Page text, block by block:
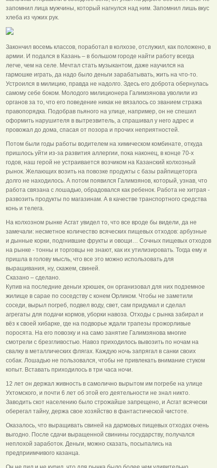
запомнил лица мужчины, который нагнулся над ним. Запомнил лишь вкус
хлеба из чужих рук.
Закончил восемь классов, поработал в колхозе, отслужил, как положено, в
армии. И подался в Казань – в большом городе найти работу всегда
легче, чем на селе. Мечтал стать музыкантом, даже научился на
гармошке играть, да надо было деньги зарабатывать, жить на что-то.
Устроился в милицию, правда не надолго. Здесь его доброта обернулась
самому себе боком. Молодого милиционера Галимзянова уволили из
органов за то, что его поведение никак не вязалось со званием стража
правопорядка. Подобрав пьяного на улице, например, он не спешил
оформить нарушителя в вытрезвитель, а спрашивал у него адрес и
провожал до дома, спасая от позора и прочих неприятностей.
Потом были годы работы водителем на химическом комбинате, откуда
пришлось уйти из-за развития аллергии, пока наконец, в конце 70-х
годов, наш герой не устраивается возчиком на Казанский колхозный
рынок. Желающих возить на повозке продукты с базы райпищеторга
долго не находилось. А потом появился Галимзянов, который, узнав, что
работа связана с лошадью, обрадовался как ребенок. Работа не хитрая -
развозить продукты по магазинам. А в качестве транспортного средства
конь и телега.
На колхозном рынке Асгат увидел то, что все вроде бы видели, да не
замечали: несметное количество всяческих пищевых отходов: арбузные
и дынные корки, подгнившие фрукты и овощи… Сочных пищевых отходов
на рынке - тонны и торговцы не знают, как их утилизировать. Тогда ему и
пришла в голову мысль, что все это можно использовать для
выращивания, ну, скажем, свиней.
Сказано – сделано.
Купив на последние деньги хрюшек, он организовал для них подземное
жилище в сарае по соседству с конем Орликом. Чтобы не заметили
соседи, вырыл погреб, подвел воду, свет, сам придумал и сделал
агрегаты для подачи кормов, уборки навоза. Отходы с рынка забирал и
вёз к своей хибарке, где на подворье ждали трапезы прожорливые
поросята. На его повозку и на само занятие Галимзянова многие
смотрели с брезгливостью. Навоз приходилось вывозить по ночам на
свалку в металлических флягах. Каждую ночь запрягал в санки своих
собак. Лошадью не пользовался, чтобы не привлекать внимание стуком
копыт. Вставать приходилось в три часа ночи.
12 лет он держал живность в самолично вырытом им погребе на улице
Ухтомского, и почти 6 лет об этой его деятельности не знал никто.
Заводить скот населению было строжайше запрещено, и Асгат всячески
оберегал тайну, держа свое хозяйство в фантастической чистоте.
Оказалось, что выращивать свиней на дармовых пищевых отходах очень
выгодно. После сдачи выращенной свинины государству, получался
неплохой заработок. Деньги, можно сказать, посыпались на
предприимчивого казанца.